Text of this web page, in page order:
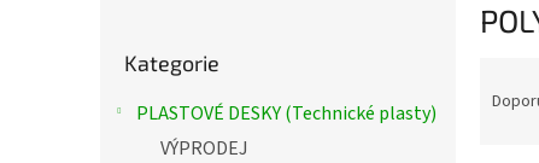
kategorie
Kategorie
PLASTOVÉ DESKY (Technické plasty)
VÝPRODEJ